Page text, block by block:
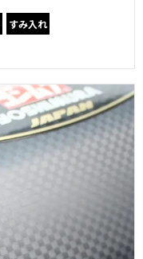
すみ入れ